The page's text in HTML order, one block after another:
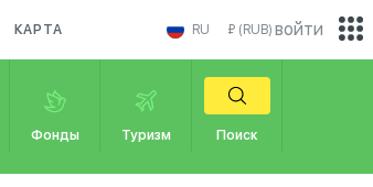
КАРТА RU ₽ (RUB)
Фонды Туризм Поиск
войти